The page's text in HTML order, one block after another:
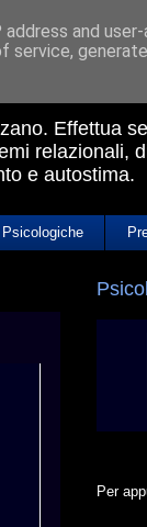
Effettua
relazionali,
e autostima.
Per
and
service,